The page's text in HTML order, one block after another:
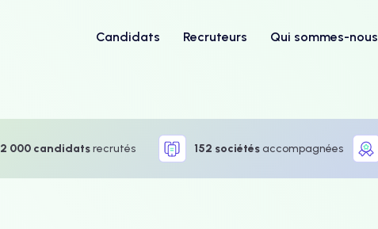
Candidats Recruteurs Qui sommes-nous
2 000 candidatsrecrutés 152 sociétésaccompagnées